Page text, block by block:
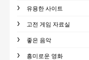
유용한 사이트
고전 게임 자료실
좋은 음악
흥미로운 영화